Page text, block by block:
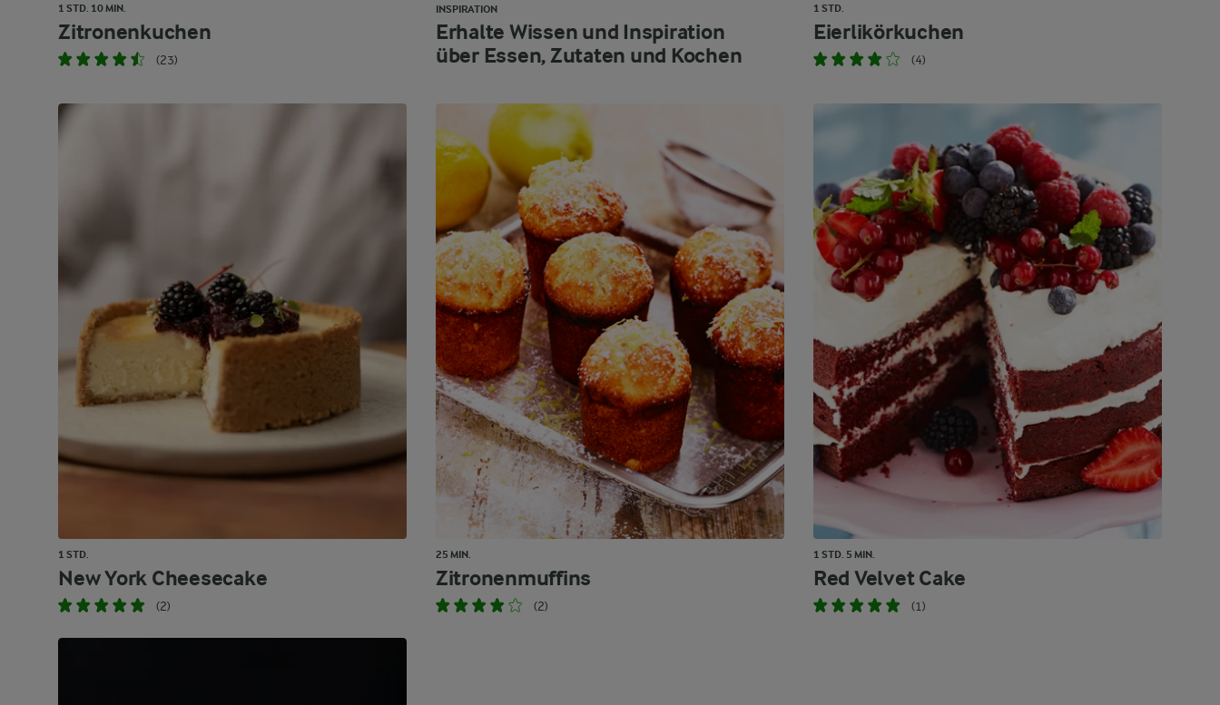
1 STD. 10 MIN.
Zitronenkuchen
(23)
INSPIRATION
Erhalte Wissen und Inspiration
über Essen, Zutaten und Kochen
1 STD.
Eierlikörkuchen
(4)
1 STD.
New York Cheesecake
(2)
25 MIN.
Zitronenmuffins
(2)
1 STD. 5 MIN.
Red Velvet Cake
(1)